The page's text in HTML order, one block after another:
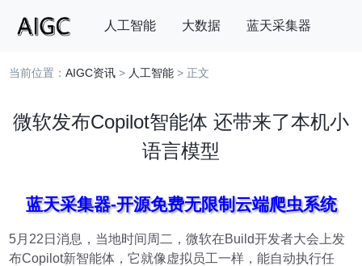
人工智能 大数据 蓝天采集器
搜索
当前位置：AIGC资讯 > 人工智能 > 正文
微软发布Copilot智能体 还带来了本机小
语言模型
蓝天采集器-开源免费无限制云端爬虫系统
5月22日消息，当地时间周二，微软在Build开发者大会上发
布Copilot新智能体，它就像虚拟员工一样，能自动执行任